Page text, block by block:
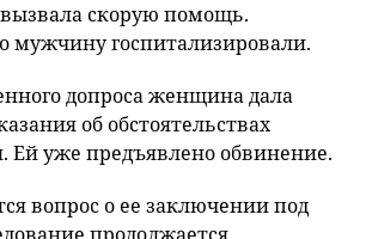
вызвала скорую помощь.
мужчину госпитализировали.
допроса женщина дала
об обстоятельствах
Ей уже предъявлено обвинение.
вопрос о ее заключении под